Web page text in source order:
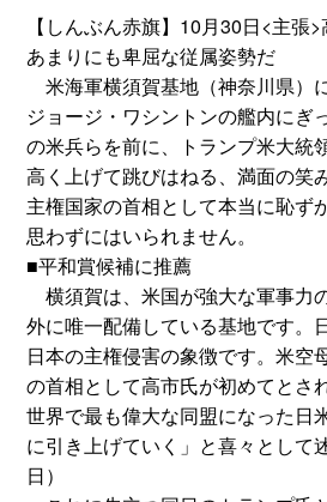
【しんぶん赤旗】10月30日<主張
あまりにも卑屈な従属姿勢だ
米海軍横須賀基地（神奈川県）
ジョージ・ワシントンの艦内にぎ
の米兵らを前に、トランプ米大統
高く上げて跳びはねる、満面の笑
主権国家の首相として本当に恥ず
思わずにはいられません。
■平和賞候補に推薦
横須賀は、米国が強大な軍事力
外に唯一配備している基地です。
日本の主権侵害の象徴です。米空
の首相として高市氏が初めてとさ
世界で最も偉大な同盟になった日
に引き上げていく」と喜々として
日）